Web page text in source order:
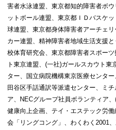
害者水泳連盟、東京都知的障害者ボ
ットボール連盟、東京都ＩＤバスケ
球連盟、東京都身体障害者アーチェ
カー連盟、精神障害者地域生活支援
校体育研究会、東京都障害者スポー
ト東京連盟、(一社)ガールスカウト
ター、国立病院機構東京医療センタ
田谷区手話通訳等派遣センター、ミ
ア、NECグループ社員ボランティア
健康向上企画、テイ・エステック労
会「リングコング」、わくわく2001